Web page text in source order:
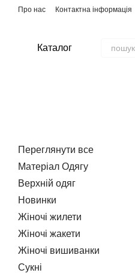
Перейти до основного контенту
Про нас Контактна інформація
Каталог
Переглянути все
Матеріал Одягу
Верхній одяг
Новинки
Жіночі жилети
Жіночі жакети
Жіночі вишиванки
Сукні